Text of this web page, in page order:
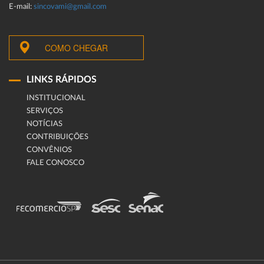
E-mail: sincovami@gmail.com
COMO CHEGAR
LINKS RÁPIDOS
INSTITUCIONAL
SERVIÇOS
NOTÍCIAS
CONTRIBUIÇÕES
CONVÊNIOS
FALE CONOSCO